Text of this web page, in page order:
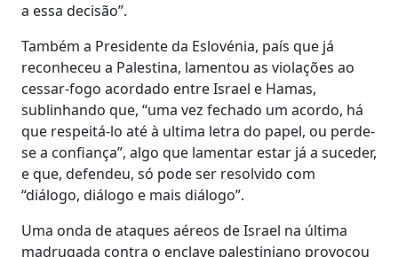
a essa decisão”.
Também a Presidente da Eslovénia, país que já
reconheceu a Palestina, lamentou as violações ao
cessar-fogo acordado entre Israel e Hamas,
sublinhando que, “uma vez fechado um acordo, há
que respeitá-lo até à ultima letra do papel, ou perde-
se a confiança”, algo que lamentar estar já a suceder,
e que, defendeu, só pode ser resolvido com
“diálogo, diálogo e mais diálogo”.
Uma onda de ataques aéreos de Israel na última
madrugada contra o enclave palestiniano provocou